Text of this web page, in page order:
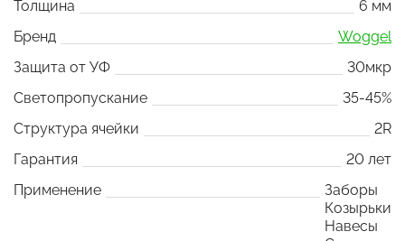
Толщина
6 мм
Бренд
Woggel
Защита от УФ
30мкр
Светопропускание
35-45%
Структура ячейки
2R
Гарантия
20 лет
Применение
Заборы
Козырьки
Навесы